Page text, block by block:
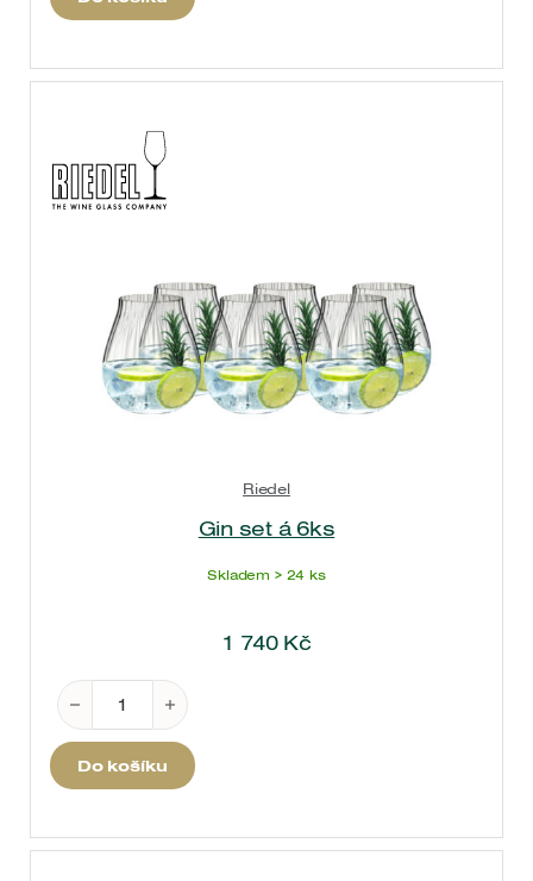
Riedel
Gin set á 6ks
Skladem > 24 ks
1 740 Kč
Gin set á 6ks množství
Do košíku